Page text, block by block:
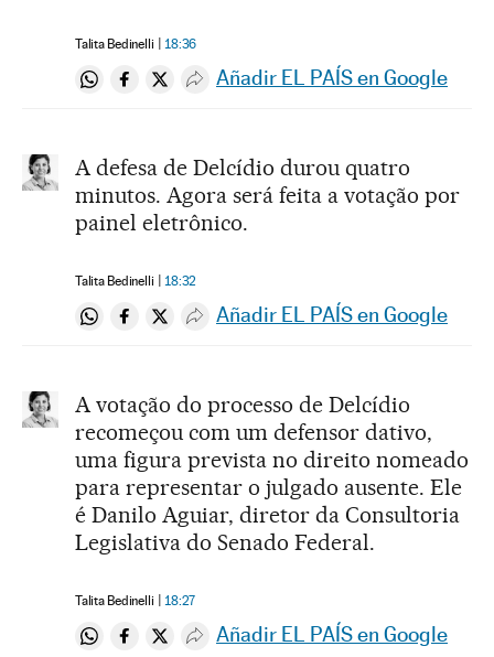
Talita Bedinelli 18:36
Compartir en Whatsapp
Compartir en Facebook
Compartir en Twitter
Desplegar Redes Sociales
Añadir EL PAÍS en Google
A defesa de Delcídio durou quatro
minutos. Agora será feita a votação por
painel eletrônico.
Talita Bedinelli 18:32
Compartir en Whatsapp
Compartir en Facebook
Compartir en Twitter
Desplegar Redes Sociales
Añadir EL PAÍS en Google
A votação do processo de Delcídio
recomeçou com um defensor dativo,
uma figura prevista no direito nomeado
para representar o julgado ausente. Ele
é Danilo Aguiar, diretor da Consultoria
Legislativa do Senado Federal.
Talita Bedinelli 18:27
Compartir en Whatsapp
Compartir en Facebook
Compartir en Twitter
Desplegar Redes Sociales
Añadir EL PAÍS en Google